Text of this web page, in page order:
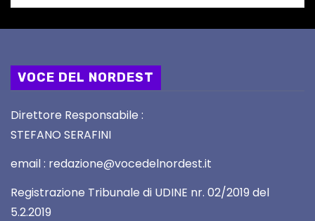
VOCE DEL NORDEST
Direttore Responsabile :
STEFANO SERAFINI
email : redazione@vocedelnordest.it
Registrazione Tribunale di UDINE nr. 02/2019 del
5.2.2019